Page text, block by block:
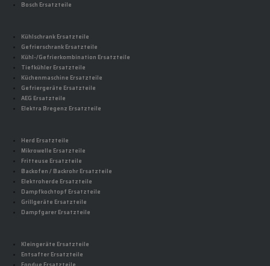
Bosch Ersatzteile
Kühlschrank Ersatzteile
Gefrierschrank Ersatzteile
Kühl-/Gefrierkombination Ersatzteile
Tiefkühler Ersatzteile
Küchenmaschine Ersatzteile
Gefriergeräte Ersatzteile
AEG Ersatzteile
Elektra Bregenz Ersatzteile
Herd Ersatzteile
Mikrowelle Ersatzteile
Fritteuse Ersatzteile
Backofen / Backrohr Ersatzteile
Elektroherde Ersatzteile
Dampfkochtopf Ersatzteile
Grillgeräte Ersatzteile
Dampfgarer Ersatzteile
Kleingeräte Ersatzteile
Entsafter Ersatzteile